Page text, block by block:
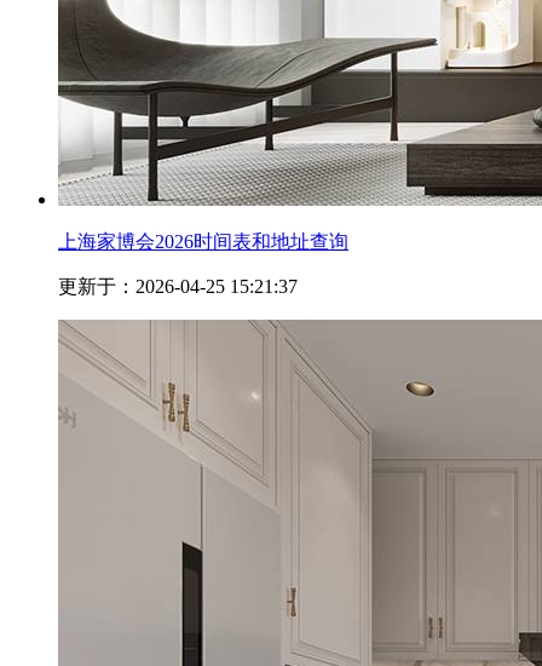
上海家博会2026时间表和地址查询
更新于：2026-04-25 15:21:37